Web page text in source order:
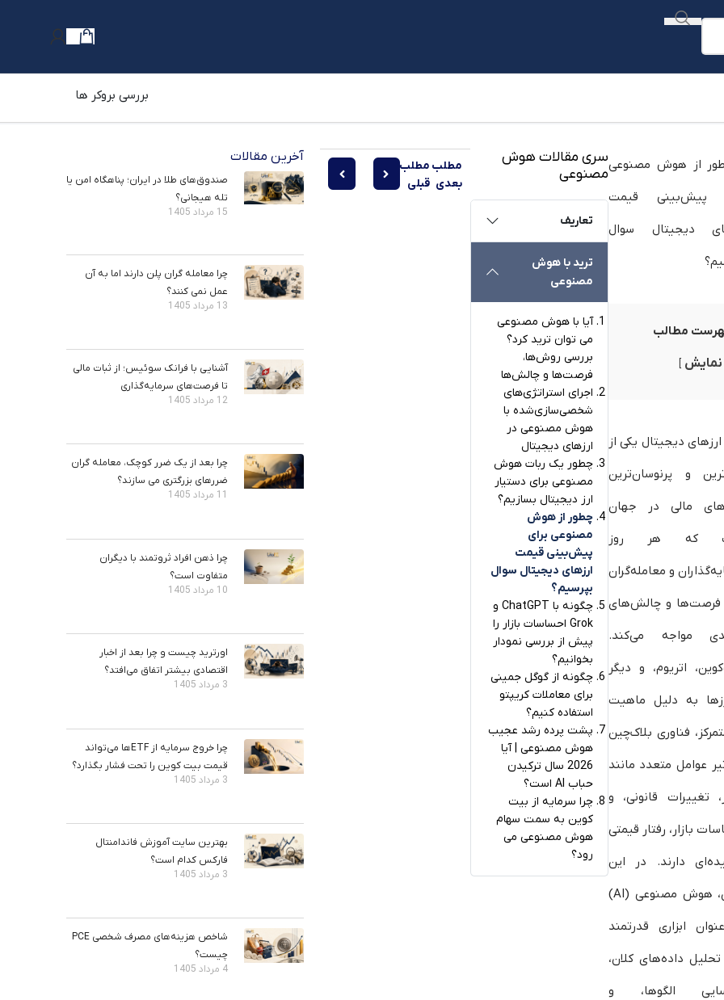
بررسی بروکر ها
مطالب
نمایش
ارزهای دیجیتال یکی از
و پرنوسان‌ترین
مالی در جهان
که هر روز
و معامله‌گران
فرصت‌ها و چالش‌های
مواجه می‌کند.
اتریوم، و دیگر
به دلیل ماهیت
فناوری بلاک‌چین
عوامل متعدد مانند
تغییرات قانونی، و
بازار، رفتار قیمتی
دارند. در این
میان، هوش مصنوعی (AI)
ابزاری قدرتمند
تحلیل داده‌های کلان،
الگوها، و
سری مقالات هوش
مصنوعی
تعاریف
ترید با هوش
مصنوعی
آیا با هوش مصنوعی
می توان ترید کرد؟
بررسی روش‌ها،
فرصت‌ها و چالش‌ها
اجرای استراتژی‌های
شخصی‌سازی‌شده با
هوش مصنوعی در
ارزهای دیجیتال
چطور یک ربات هوش
مصنوعی برای دستیار
ارز دیجیتال بسازیم؟
چطور از هوش
مصنوعی برای
پیش‌بینی قیمت
ارزهای دیجیتال سوال
بپرسیم؟
چگونه با ChatGPT و
Grok احساسات بازار را
پیش از بررسی نمودار
بخوانیم؟
چگونه از گوگل جمینی
برای معاملات کریپتو
استفاده کنیم؟
پشت پرده رشد عجیب
هوش مصنوعی | آیا
2026 سال ترکیدن
حباب AI است؟
چرا سرمایه از بیت‌
کوین به سمت سهام
هوش مصنوعی می‌
رود؟
مطلب
بعدی
مطلب
قبلی
کارمزد انتقال بیت‌کوین و اتریوم چقدر است؟
آموزش سبک معاملاتی RTM؛ خوانش دقیق رفتار قیمت در بازار
آخرین مقالات
صندوق‌های طلا در ایران؛ پناهگاه امن یا
تله هیجانی؟
15 مرداد 1405
چرا معامله ‌گران پلن دارند اما به آن
عمل نمی ‌کنند؟
13 مرداد 1405
آشنایی با فرانک سوئیس؛ از ثبات مالی
تا فرصت‌های سرمایه‌گذاری
12 مرداد 1405
چرا بعد از یک ضرر کوچک، معامله‌ گران
ضررهای بزرگتری می ‌سازند؟
11 مرداد 1405
چرا ذهن افراد ثروتمند با دیگران
متفاوت است؟
10 مرداد 1405
اورترید چیست و چرا بعد از اخبار
اقتصادی بیشتر اتفاق می‌افتد؟
3 مرداد 1405
چرا خروج سرمایه از ETFها می‌تواند
قیمت بیت‌ کوین را تحت فشار بگذارد؟
3 مرداد 1405
بهترین سایت آموزش فاندامنتال
فارکس کدام است؟
3 مرداد 1405
شاخص هزینه‌های مصرف شخصی PCE
چیست؟
4 مرداد 1405